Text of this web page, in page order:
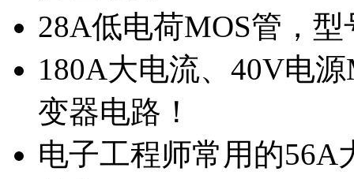
28A低电荷MOS管，
180A大电流、40V电
变器电路！
电子工程师常用的56A